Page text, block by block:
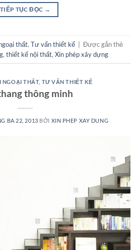
TIẾP TỤC ĐỌC →
thất, Tư vấn thiết kế
Được gắn thẻ
, thiết kế nội thất, Xin phép xây dựng
NGOẠI THẤT, TƯ VẤN THIẾT KẾ
thông minh
BA 22, 2013 BỞI XIN PHEP XAY DUNG